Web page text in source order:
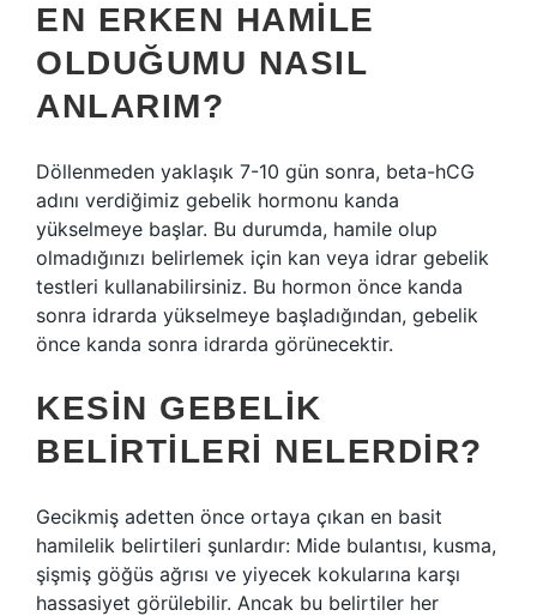
EN ERKEN HAMILE
OLDUĞUMU NASIL
ANLARIM?
Döllenmeden yaklaşık 7-10 gün sonra, beta-hCG
adını verdiğimiz gebelik hormonu kanda
yükselmeye başlar. Bu durumda, hamile olup
olmadığınızı belirlemek için kan veya idrar gebelik
testleri kullanabilirsiniz. Bu hormon önce kanda
sonra idrarda yükselmeye başladığından, gebelik
önce kanda sonra idrarda görünecektir.
KESIN GEBELIK
BELIRTILERI NELERDIR?
Gecikmiş adetten önce ortaya çıkan en basit
hamilelik belirtileri şunlardır: Mide bulantısı, kusma,
şişmiş göğüs ağrısı ve yiyecek kokularına karşı
hassasiyet görülebilir. Ancak bu belirtiler her